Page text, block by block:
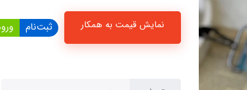
نمایش قیمت به همکار ثبت‌نام